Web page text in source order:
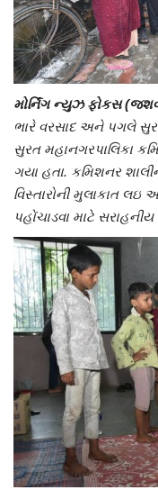
Entertainment
International
Wafaa
મોર્નિંગ ન્યુઝ ફોકસ
ભારે વરસાદ અને પગલે
સુરત મહાનગરપાલિકા
ગયા હતા. કમિશનર
વિસ્તારોની મુલાકાત લઇ
પહોંચાડવા માટે સરાહનીય